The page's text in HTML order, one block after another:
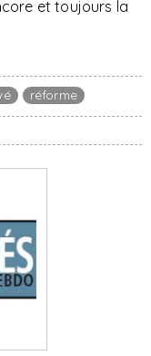
et toujours la
réforme